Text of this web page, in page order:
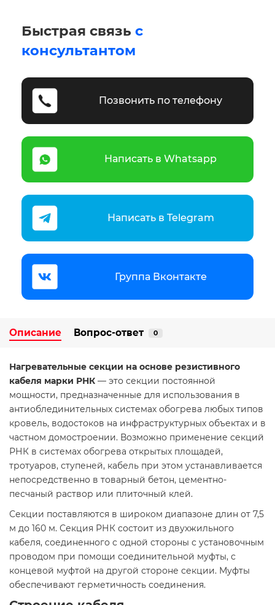
Быстрая связь с
консультантом
Позвонить по телефону
Написать в Whatsapp
Написать в Telegram
Группа Вконтакте
Описание Вопрос-ответ 0
Нагревательные секции на основе резистивного
кабеля марки РНК — это секции постоянной
мощности, предназначенные для использования в
антиоблединительных системах обогрева любых типов
кровель, водостоков на инфраструктурных объектах и в
частном домостроении. Возможно применение секций
РНК в системах обогрева открытых площадей,
тротуаров, ступеней, кабель при этом устанавливается
непосредственно в товарный бетон, цементно-
песчаный раствор или плиточный клей.
Секции поставляются в широком диапазоне длин от 7,5
м до 160 м. Секция РНК состоит из двухжильного
кабеля, соединенного с одной стороны с установочным
проводом при помощи соединительной муфты, с
концевой муфтой на другой стороне секции. Муфты
обеспечивают герметичность соединения.